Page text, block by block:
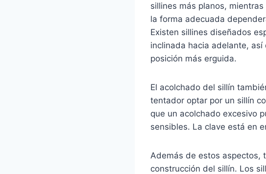
sillines más planos,
la forma adecuada
Existen sillines diseñados
inclinada hacia adelante,
posición más erguida.
El acolchado del sillín
tentador optar por un sillín
que un acolchado excesivo
sensibles. La clave está en
Además de estos aspectos,
construcción del sillín. Los